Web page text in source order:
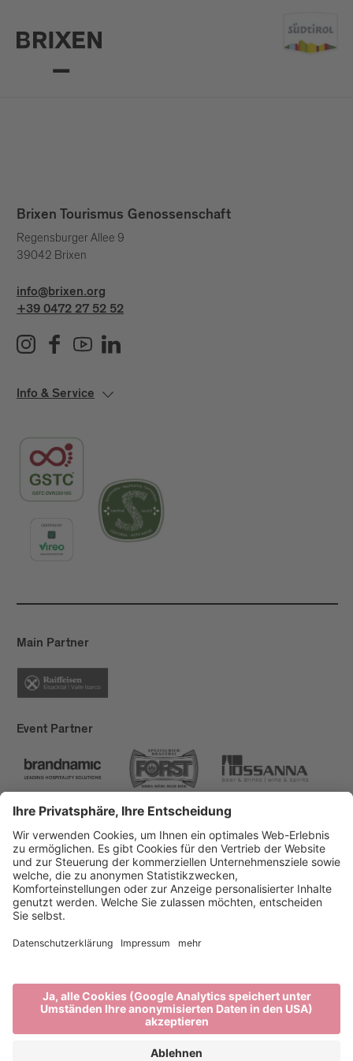
Brixen Tourismus Genossenschaft
Regensburger Allee 9
39042 Brixen
info@brixen.org
+39 0472 27 52 52
Info & Service
Main Partner
Event Partner
Brixen Tourismus
Privacy
Impressum
Förderungen
produced by